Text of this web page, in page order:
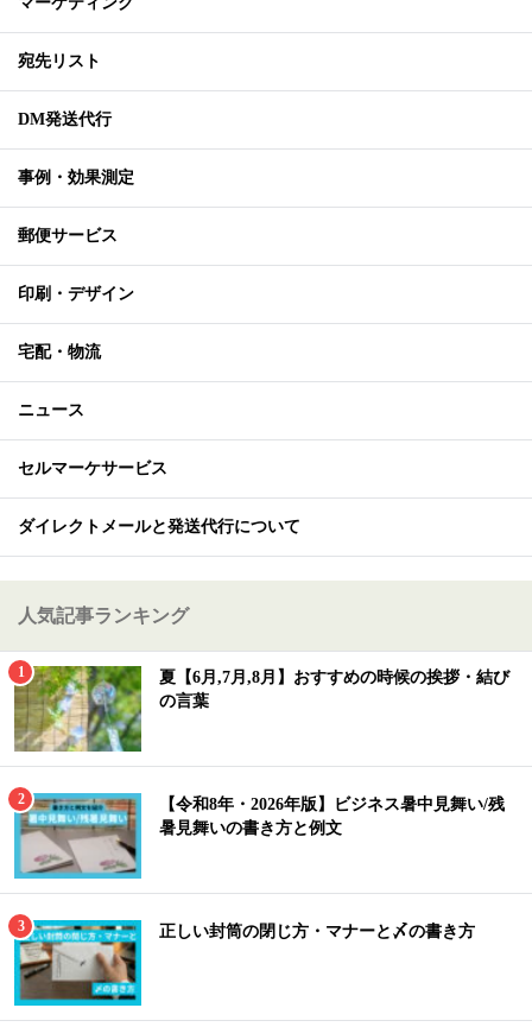
宛先リスト
DM発送代行
事例・効果測定
郵便サービス
印刷・デザイン
宅配・物流
ニュース
セルマーケサービス
ダイレクトメールと発送代行について
人気記事ランキング
夏【6月,7月,8月】おすすめの時候の挨拶・結び
の言葉
【令和8年・2026年版】ビジネス暑中見舞い/残
暑見舞いの書き方と例文
正しい封筒の閉じ方・マナーと〆の書き方